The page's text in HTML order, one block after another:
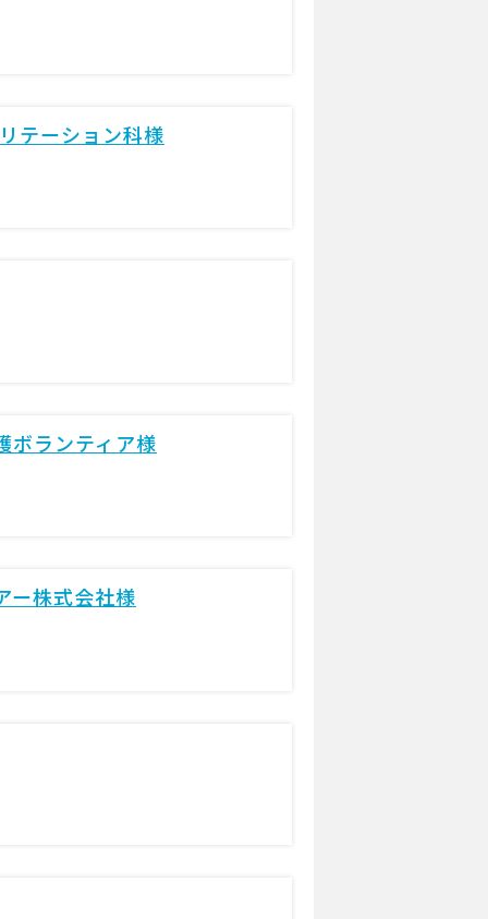
テーション科様
ボランティア様
ー株式会社様